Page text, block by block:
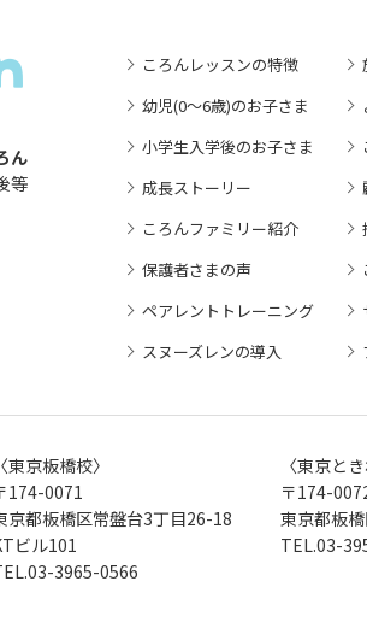
ん
等
ころんレッスンの特徴
幼児(0～6歳)のお子さま
小学生入学後のお子さま
成長ストーリー
ころんファミリー紹介
保護者さまの声
ペアレントトレーニング
スヌーズレンの導入
〈東京板橋校〉
174-0071
京都板橋区常盤台3丁目26-18
ビル101
03-3965-0566
〈東京と
〒174-
東京都板
TEL.03-